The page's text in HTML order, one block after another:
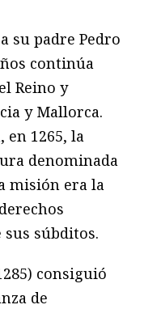
su padre Pedro
continúa
Reino y
y Mallorca.
en 1265, la
denominada
misión era la
súbditos.
consiguió
de